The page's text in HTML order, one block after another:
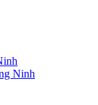
Ninh